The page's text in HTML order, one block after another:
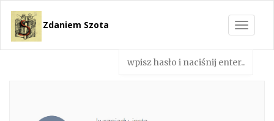
Toggle
Zdaniem Szota